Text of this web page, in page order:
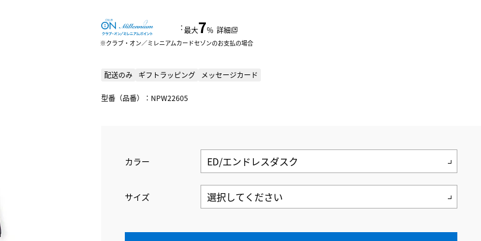
：最大7％ 詳細
クラブ・オン／ミレニアムカードセゾンのお支払の場合
配送のみ ギフトラッピング メッセージカード
型番（品番）：NPW22605
カラー
サイズ